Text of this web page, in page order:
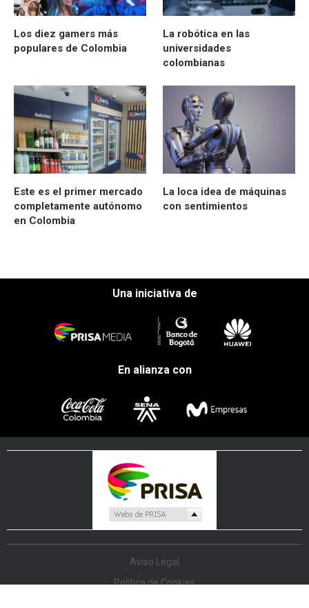
Los diez gamers más
populares de Colombia
La robótica en las
universidades
colombianas
Este es el primer mercado
completamente autónomo
en Colombia
La loca idea de máquinas
con sentimientos
Una iniciativa de
En alianza con
Aviso Legal
Política de Cookies